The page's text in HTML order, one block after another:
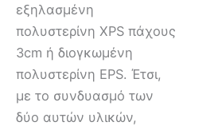
εξηλασμένη
πολυστερίνη XPS πάχους
3cm ή διογκωμένη
πολυστερίνη EPS. Έτσι,
με το συνδυασμό των
δύο αυτών υλικών,